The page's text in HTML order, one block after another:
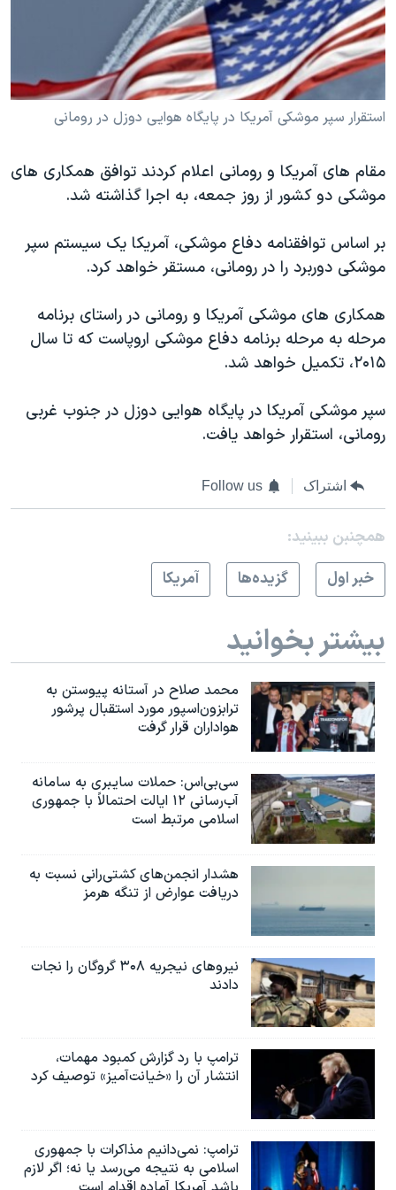
فرهنگ و زندگی
حقوق شهروندی
اقتصادی
علم و فناوری
گالری عکس
آرشیو پخش زنده
مستندها
انتخابات ریاست جمهوری آمریکا ۲۰۲۴
حمله جمهوری اسلامی به اسرائیل
رمز مهسا
اعتراضات زن، زندگی، آزادی
مجموعه مستندهای دادخواهی
تریبونال مردمی آبان ۹۸
دادگاه حمید نوری
قانون شفافیت دارائی کادر رهبری ایران
اعتراضات مردمی آبان ۹۸
نرگس محمدی برنده جایزه نوبل صلح
صفحه‌های ویژه
دنبال کنید
استقرار سپر موشکی آمريکا در پايگاه هوايی دوزل در رومانی
مقام های آمريکا و رومانی اعلام کردند توافق همکاری های
موشکی دو کشور از روز جمعه، به اجرا گذاشته شد.
بر اساس توافقنامه دفاع موشکی، آمريکا يک سيستم سپر
موشکی دوربرد را در رومانی، مستقر خواهد کرد.
همکاری های موشکی آمريکا و رومانی در راستای برنامه
مرحله به مرحله برنامه دفاع موشکی اروپاست که تا سال
٢۰۱۵، تکميل خواهد شد.
سپر موشکی آمريکا در پايگاه هوايی دوزل در جنوب غربی
رومانی، استقرار خواهد يافت.
اشتراک Follow us
همچنبن ببینید:
خبر اول
گزيده‌ها آمريکا
بیشتر بخوانید
محمد صلاح در آستانه پیوستن به
ترابزون‌اسپور مورد استقبال پرشور
هواداران قرار گرفت
سی‌بی‌اس: حملات سایبری به سامانه
آب‌رسانی ۱۲ ایالت احتمالاً با جمهوری
اسلامی مرتبط است
هشدار انجمن‌های کشتی‌رانی نسبت به
دریافت عوارض از تنگه هرمز
نیروهای نیجریه‌ ۳۰۸ گروگان را نجات
دادند
ترامپ با رد گزارش کمبود مهمات،
انتشار آن را «خیانت‌آمیز» توصیف کرد
ترامپ: نمی‌دانیم مذاکرات با جمهوری
اسلامی به نتیجه می‌رسد یا نه؛ اگر لازم